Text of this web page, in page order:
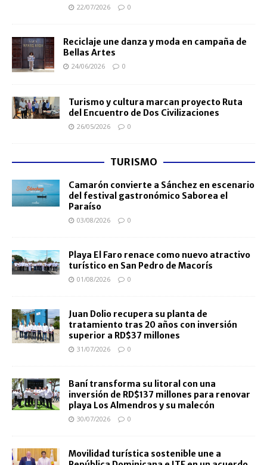
22/07/2026 0
Reciclaje une danza y moda en campaña de
Bellas Artes
24/06/2026 0
Turismo y cultura marcan proyecto Ruta
del Encuentro de Dos Civilizaciones
26/05/2026 0
TURISMO
Camarón convierte a Sánchez en escenario
del festival gastronómico Saborea el
Paraíso
03/08/2026 0
Playa El Faro renace como nuevo atractivo
turístico en San Pedro de Macorís
01/08/2026 0
Juan Dolio recupera su planta de
tratamiento tras 20 años con inversión
superior a RD$37 millones
31/07/2026 0
Baní transforma su litoral con una
inversión de RD$137 millones para renovar
playa Los Almendros y su malecón
30/07/2026 0
Movilidad turística sostenible une a